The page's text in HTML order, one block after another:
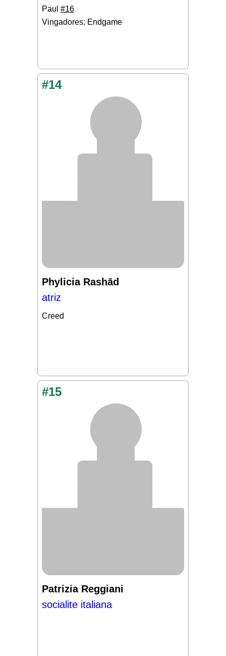
Paul #16
Vingadores: Endgame
#14
Phylicia Rashād
atriz
Creed
#15
Patrizia Reggiani
socialite italiana